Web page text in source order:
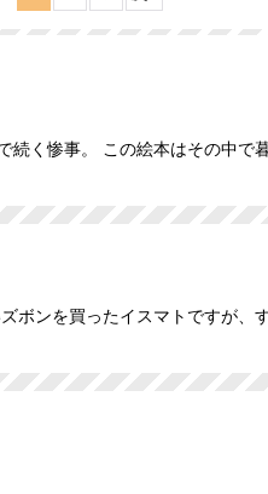
絞り込む
く惨事。 この絵本はその中
ボンを買ったイスマトですが